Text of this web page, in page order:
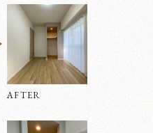
ーション
AFTER